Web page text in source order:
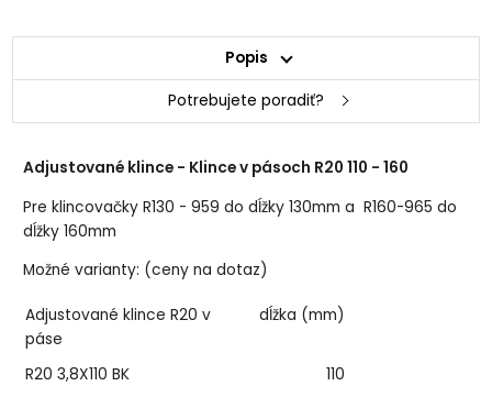
Popis
Potrebujete poradiť?
Adjustované klince - Klince v pásoch R20 110 - 160
Pre klincovačky R130 - 959 do dĺžky 130mm a R160-965 do
dĺžky 160mm
Možné varianty: (ceny na dotaz)
Adjustované klince R20 v
páse
dĺžka (mm)
R20 3,8X110 BK
110